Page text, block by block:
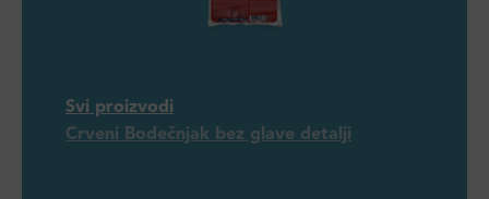
Svi proizvodi
Crveni Bodečnjak bez glave detalji